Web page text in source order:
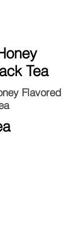
Tea
Flavored